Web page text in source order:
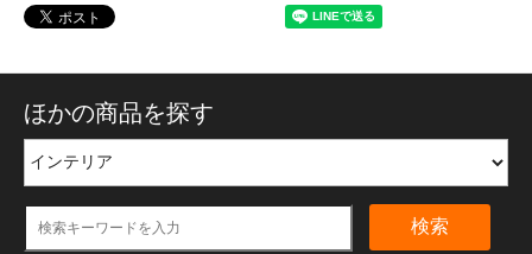
ほかの商品を探す
検索